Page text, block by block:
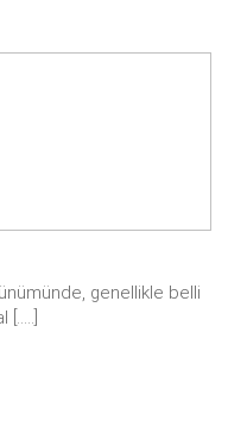
genellikle belli